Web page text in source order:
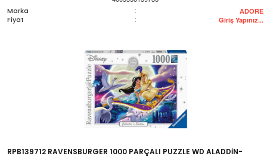
Marka
: ADORE
Fiyat : Giriş Yapınız...
RPB139712 RAVENSBURGER 1000 PARÇALI PUZZLE WD ALADDİN-